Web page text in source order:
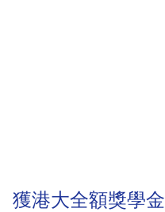
獲港大全額獎學金